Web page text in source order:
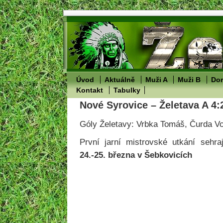
Úvod Aktuálně Muži A Muži B
Kontakt
Tabulky
Nové Syrovice – Želetava A
Góly Želetavy: Vrbka Tomáš, Čurda
První jarní mistrovské utkání
24.-25. března v Šebkovicích